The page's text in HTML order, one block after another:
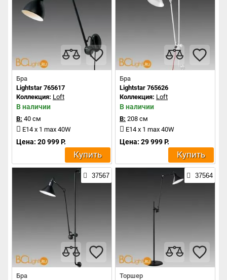
Бра
Lightstar 765617
Коллекция: Loft
В наличии
В: 40 см
E14 x 1 max 40W
Цена: 20 999 Р.
Купить
Бра
Lightstar 765626
Коллекция: Loft
В наличии
В: 208 см
E14 x 1 max 40W
Цена: 29 999 Р.
Купить
37567
Бра
37564
Торшер